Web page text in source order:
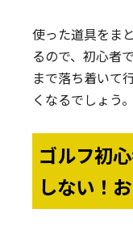
使った道具をま
るので、初心者
まで落ち着いて
くなるでしょう。
ゴルフ初
しない！